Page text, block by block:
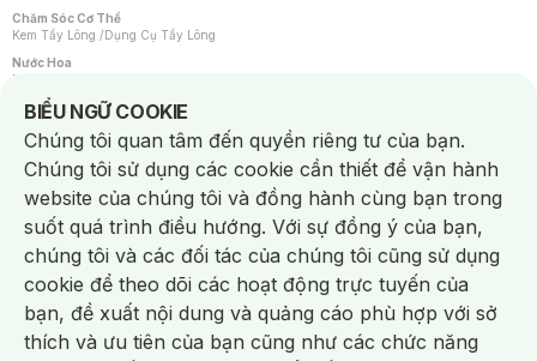
Chăm Sóc Cơ Thể
Kem Tẩy Lông /Dụng Cụ Tẩy Lông
Nước Hoa
Nước Hoa Nữ
Chăm Sóc Cá Nhân
Chống Muỗi /Khẩu Trang /Máy Massage/Mặt Nạ Xông Hơi /Nước Rửa Tay/
Sản Phẩm Chăm Sóc Khác /Bàn Chải Đánh Răng /Bàn Chải Điện/
Hỗ Trợ Trắng Răng/Kem Đánh Răng /Máy Tăm Nước/ Nước Súc Miệng/
Tăm / Chỉ Nha Khoa/ Xịt Thơm Miệng / Dung Dịch Vệ Sinh/Dưỡng Vùng Kín/
Khăn Ướt Vệ Sinh Vùng Kín/Băng Vệ Sinh/Tampon/Bọt Cạo Râu /Dao Cạo Râu/
Máy Cạo Râu
Vấn Đề Về Da
Da Dầu / Lỗ Chân Lông To/ Da Khô / Mất Nước/ Da Lão Hóa/ Da Mụn/
Da Nhạy Cảm / Kích Ứng
Da Xỉn Màu Thâm / Nám / Tàn Nhang
Quầng Thâm & Bọng Mắt /Sẹo /Viêm Da Cơ Địa
Dụng Cụ / Phụ Kiện Chăm Sóc Da
Bông Tẩy Trang
Khăn Lau Mặt Khô Dụng Cụ / Máy Rửa Mặt Máy Chăm Sóc Da
Dụng Cụ Chăm Sóc Khác
BIỂU NGỮ COOKIE
Notice about cookies usage
Chúng tôi quan tâm đến quyền riêng tư của bạn.
Chúng tôi sử dụng các cookie cần thiết để vận hành
website của chúng tôi và đồng hành cùng bạn trong
suốt quá trình điều hướng. Với sự đồng ý của bạn,
chúng tôi và các đối tác của chúng tôi cũng sử dụng
cookie để theo dõi các hoạt động trực tuyến của
bạn, đề xuất nội dung và quảng cáo phù hợp với sở
thích và ưu tiên của bạn cũng như các chức năng